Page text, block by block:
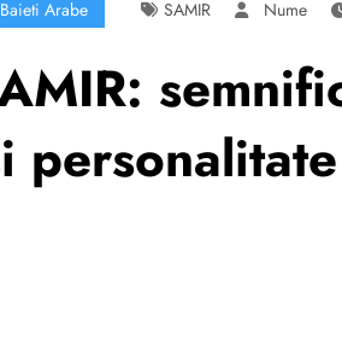
Arabe SAMIR Nume
personalitate